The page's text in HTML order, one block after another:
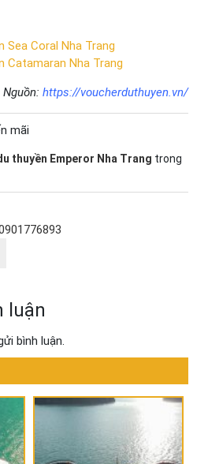
Sea Coral Nha Trang
Catamaran Nha Trang
Nguồn: https://voucherduthuyen.vn/
thuyền Emperor Nha Trang trong
luận
bình luận.